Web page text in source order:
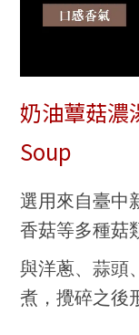
奶油蕈菇濃
Soup
選用來自臺中
香菇等多種菇
與洋蔥、蒜頭
煮，攪碎之後